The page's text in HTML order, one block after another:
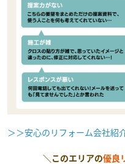
＞＞安心のリフォーム会社紹
＼このエリアの優良